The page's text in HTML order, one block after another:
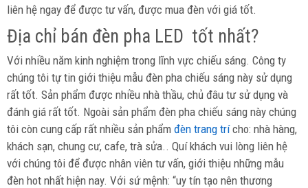
liên hệ ngay để được tư vấn, được mua đèn với giá tốt.
Địa chỉ bán đèn pha LED tốt nhất?
Với nhiều năm kinh nghiệm trong lĩnh vực chiếu sáng. Công ty
chúng tôi tự tin giới thiệu mẫu đèn pha chiếu sáng này sử dụng
rất tốt. Sản phẩm được nhiều nhà thầu, chủ đâu tư sử dụng và
đánh giá rất tốt. Ngoài sản phẩm đèn pha chiếu sáng này chúng
tôi còn cung cấp rất nhiều sản phẩm đèn trang trícho: nhà hàng,
khách sạn, chung cư, cafe, trà sửa.. Quí khách vui lòng liên hệ
với chúng tôi để được nhân viên tư vấn, giới thiệu những mẫu
đèn hot nhất hiện nay. Với sứ mệnh: “uy tín tạo nên thương